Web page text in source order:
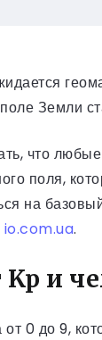
Земли
что любые
поля,
на
io.com.ua.
Kp и
0 до 9,